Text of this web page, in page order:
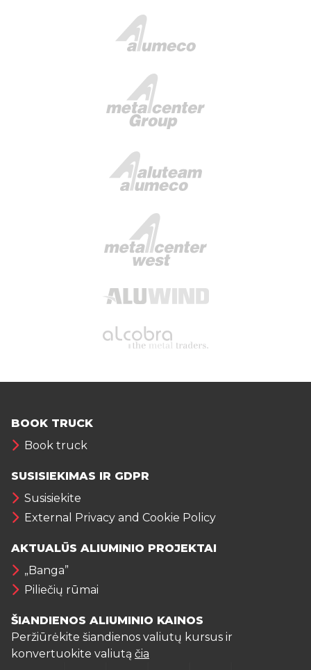
BOOK TRUCK
Book truck
SUSISIEKIMAS IR GDPR
Susisiekite
External Privacy and Cookie Policy
AKTUALŪS ALIUMINIO PROJEKTAI
„Banga”
Piliečių rūmai
ŠIANDIENOS ALIUMINIO KAINOS
Peržiūrėkite šiandienos valiutų kursus ir
konvertuokite valiutą čia